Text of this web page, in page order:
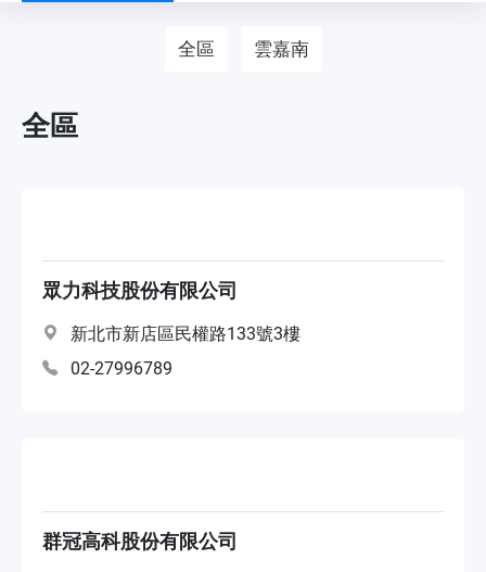
體驗中心
全區 雲嘉南
全區
眾力科技股份有限公司
新北市新店區民權路133號3樓
02-27996789
群冠高科股份有限公司